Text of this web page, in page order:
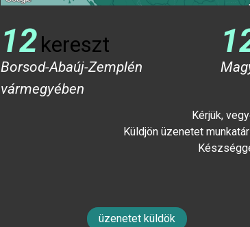
12kereszt
Borsod-Abaúj-Zemplén
vármegyében
Kérjük,
Küldjön üzenetet
üzenetet küldök